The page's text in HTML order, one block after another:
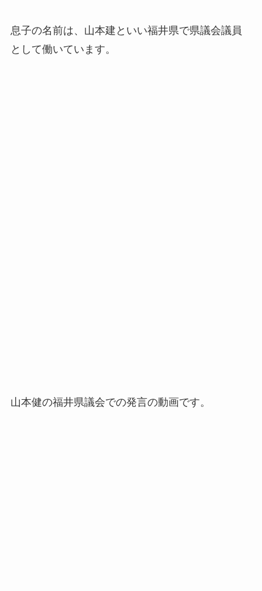
息子の名前は、山本建といい福井県で県議会議員
として働いています。
山本健の福井県議会での発言の動画です。